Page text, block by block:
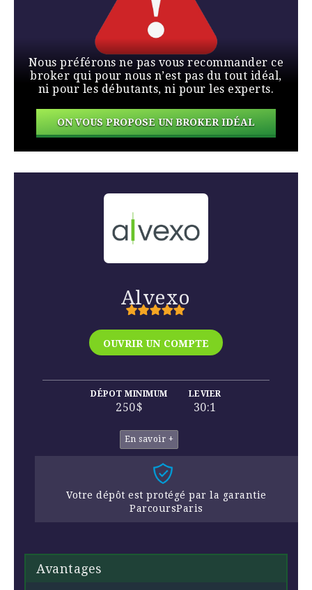
Nous préférons ne pas vous recommander ce
broker qui pour nous n’est pas du tout idéal,
ni pour les débutants, ni pour les experts.
ON VOUS PROPOSE UN BROKER IDÉAL
Alvexo
OUVRIR UN COMPTE
DÉPOT MINIMUM
250$
LEVIER
30:1
En savoir +
Votre dépôt est protégé par la garantie
ParcoursParis
Avantages